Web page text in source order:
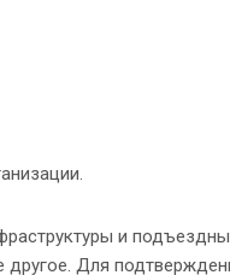
и
другое. Для